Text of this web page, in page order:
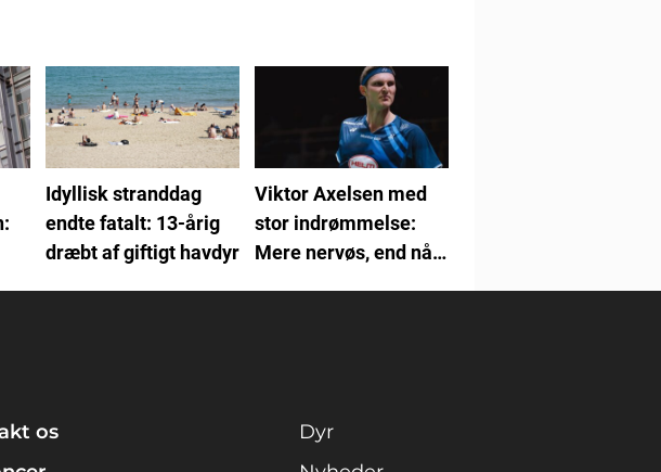
Idyllisk stranddag
endte fatalt: 13-årig
dræbt af giftigt havdyr
Viktor Axelsen med
stor indrømmelse:
Mere nervøs, end når
os
Dyr